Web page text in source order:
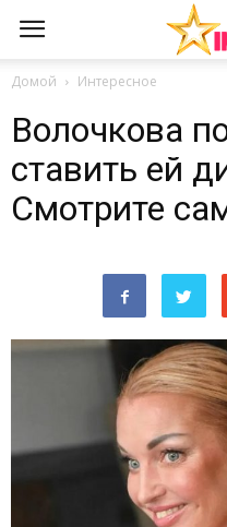
Домой Интересное
Волочкова
ставить ей
Смотрите